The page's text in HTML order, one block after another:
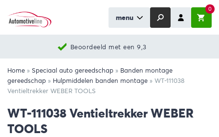
menu
0
Beoordeeld met een 9,3
Home » Speciaal auto gereedschap » Banden montage
gereedschap » Hulpmiddelen banden montage » WT-111038
Ventieltrekker WEBER TOOLS
WT-111038 Ventieltrekker WEBER
TOOLS